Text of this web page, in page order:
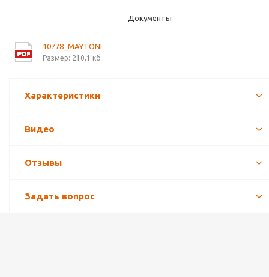
Документы
10778_MAYTONI
Размер: 210,1 кб
Характеристики
Видео
Отзывы
Задать вопрос